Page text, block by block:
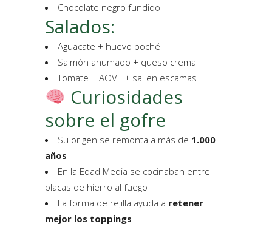
Chocolate negro fundido
Salados:
Aguacate + huevo poché
Salmón ahumado + queso crema
Tomate + AOVE + sal en escamas
Curiosidades
sobre el gofre
Su origen se remonta a más de 1.000
años
En la Edad Media se cocinaban entre
placas de hierro al fuego
La forma de rejilla ayuda a retener
mejor los toppings